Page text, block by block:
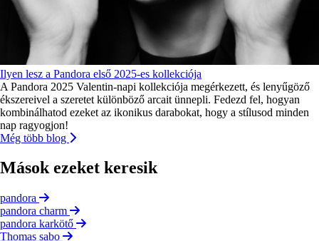
Ilyen lesz a Pandora első 2025-es kollekciója
A Pandora 2025 Valentin-napi kollekciója megérkezett, és lenyűgöző
ékszereivel a szeretet különböző arcait ünnepli. Fedezd fel, hogyan
kombinálhatod ezeket az ikonikus darabokat, hogy a stílusod minden
nap ragyogjon!
Még több blog
Mások ezeket keresik
pandora
pandora charm
pandora karkötő
Thomas sabo